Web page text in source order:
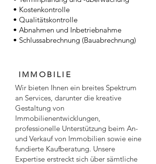
• Kostenkontrolle
• Qualitätskontrolle
• Abnahmen und Inbetriebnahme
• Schlussabrechnung (Bauabrechnung)
IMMOBILIE
Wir bieten Ihnen ein breites Spektrum
an Services, darunter die kreative
Gestaltung von
Immobilienentwicklungen,
professionelle Unterstützung beim An-
und Verkauf von Immobilien sowie eine
fundierte Kaufberatung. Unsere
Expertise erstreckt sich über sämtliche